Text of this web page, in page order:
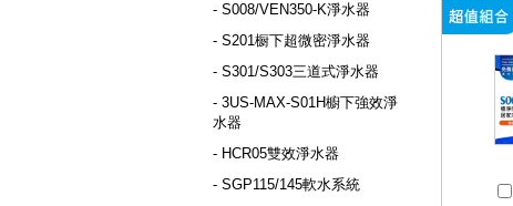
- S008/VEN350-K淨水器
- S201橱下超微密淨水器
- S301/S303三道式淨水器
- 3US-MAX-S01H櫥下強效淨
水器
- HCR05雙效淨水器
- SGP115/145軟水系統